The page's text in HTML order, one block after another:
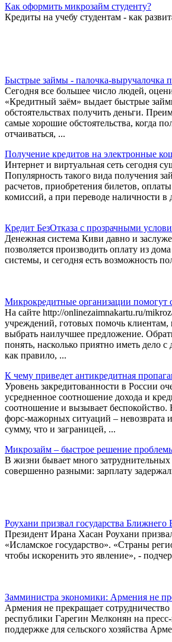
Как оформить микрозайм студенту?
Кредиты на учебу студентам - как
Быстрые займы - палочка-выручалочка
Сегодня все большее число людей,
«Кредитный заём» выдает быстрые
обстоятельствах получить деньги.
самые хорошие обстоятельства, когда
отчаиваться, ...
Получение кредитов на электронные
Интернет и виртуальная сеть сегодня
Популярность такого вида получения
расчетов, приобретения билетов,
комиссий, а при переводе наличности
Кредит БезОтказа с прозрачными
Денежная система Киви давно и
позволяется производить оплату из
системы, и сегодня есть возможность
Микрокредитные организации помогут
На сайте http://onlinezaimnakartu.ru/
учреждений, готовых помочь клиентам,
выбрать наилучшее предложение.
понять, насколько приятно иметь дело
как правило, ...
К чему приведет антикредитная
Уровень закредитованности в России
усредненное соотношение дохода и
соотношение и вызывает
форс-мажорных ситуаций – невозврата
сумму, что и заграницей, ...
Микрозайм – быстрое решение
В жизни бывает много
совершенно разными: зарплату
Роухани призвал государства Ближнего
Президент Ирана Хасан Роухани
«Исламское государство». «Страны
чтобы искоренить это явление», -
Замминистра экономики: Армения не
Армения не прекращает
республики Гарегин Мелконян на
поддержке для сельского хозяйства